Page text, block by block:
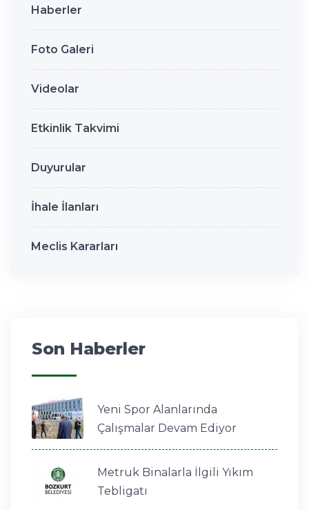
Haberler
Foto Galeri
Videolar
Etkinlik Takvimi
Duyurular
İhale İlanları
Meclis Kararları
Son Haberler
Yeni Spor Alanlarında
Çalışmalar Devam Ediyor
Metruk Binalarla İlgili Yıkım
Tebligatı